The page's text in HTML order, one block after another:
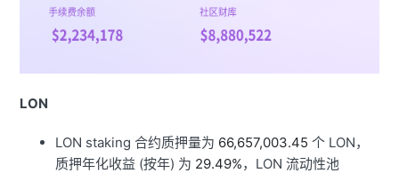
LON
LON staking 合约质押量为 66,657,003.45个 LON，
质押年化收益 (按年) 为 29.49%，LON 流动性池